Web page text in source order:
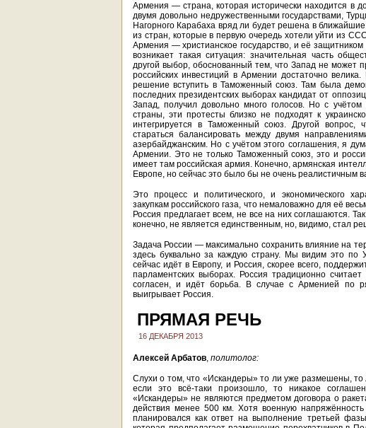
Армения — страна, которая исторически находится в
двумя довольно недружественными государствами,
Нагорного Карабаха вряд ли будет решена в
из стран, которые в первую очередь хотели уйти из
Армения — христианское государство, и её
возникает такая ситуация: значительная часть
другой выбор, обоснованный тем, что Запад не может
российских инвестиций в Армении достаточно
решение вступить в Таможенный союз. Там была
последних президентских выборах кандидат от
Запад, получил довольно много голосов. Но с учётом
страны, эти протесты близко не подходят к
интегрируется в Таможенный союз. Другой
стараться балансировать между двумя
азербайджанским. Но с учётом этого соглашения, я
Армении. Это не только Таможенный союз, это и
имеет там российская армия. Конечно, армянская
Европе, но сейчас это было бы не очень реалистичным
Это процесс и политического, и экономического
закупкам российского газа, что немаловажно для её
Россия предлагает всем, не все на них соглашаются.
конечно, не является единственным, но, видимо, стал
Задача России — максимально сохранить влияние на
здесь буквально за каждую страну. Мы видим это
сейчас идёт в Европу, и Россия, скорее всего,
парламентских выборах. Россия традиционно
согласен, и идёт борьба. В случае с Арменией по
выигрывает Россия.
ПРЯМАЯ РЕЧЬ
16 ДЕКАБРЯ 2013
Алексей Арбатов, политолог:
Слухи о том, что «Искандеры» то ли уже размешены,
если это всё-таки произошло, то никакое
«Искандеры» не являются предметом договора о
действия менее 500 км. Хотя военную
планировался как ответ на выполнение третьей